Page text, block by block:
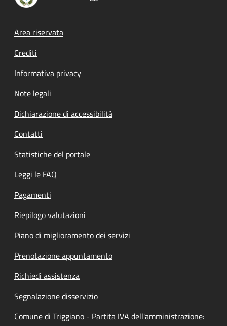
Footer menu
Area riservata
Crediti
Informativa privacy
Note legali
Dichiarazione di accessibilità
Contatti
Statistiche del portale
Leggi le FAQ
Pagamenti
Riepilogo valutazioni
Piano di miglioramento dei servizi
Prenotazione appuntamento
Richiedi assistenza
Segnalazione disservizio
Comune di Triggiano - Partita IVA dell'amministrazione: